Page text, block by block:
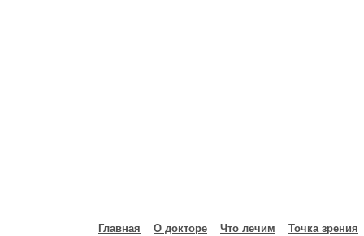
Главная О докторе Что лечим Точка зрения